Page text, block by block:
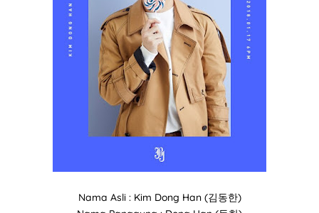
Nama Asli : Kim Dong Han (김동한)